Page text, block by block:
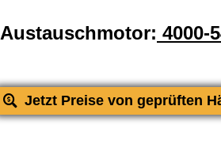
Austauschmotor: 4000-
Jetzt Preise von geprüften